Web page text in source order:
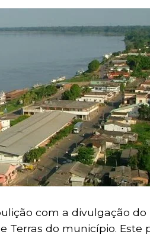
com a divulgação
Terras do município. Este